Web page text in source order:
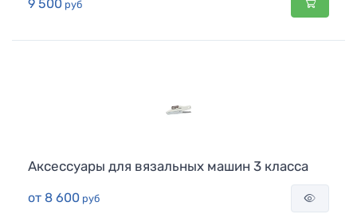
9 500 руб
Аксессуары для вязальных машин 3 класса
от 8 600 руб